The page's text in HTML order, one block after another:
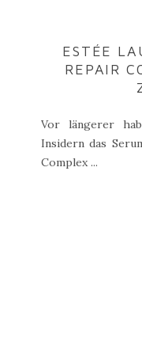
ESTÉE
REPAIR
Vor längerer
Insidern das
Complex ...